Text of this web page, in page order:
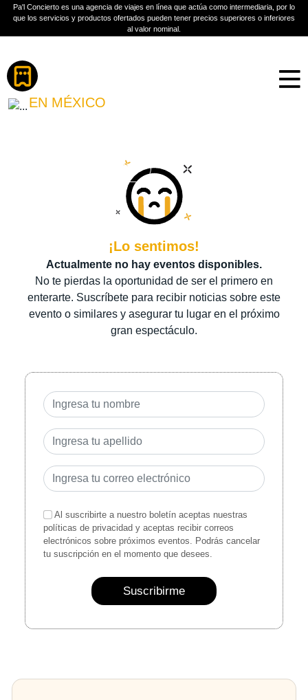
Pa'l Concierto es una agencia de viajes en línea que actúa como intermediaria, por lo
que los servicios y productos ofertados pueden tener precios superiores o inferiores
al valor nominal.
STEVE HACKETT
EN MÉXICO
Más información
¡Lo sentimos!
Actualmente no hay eventos disponibles.
No te pierdas la oportunidad de ser el primero en
enterarte. Suscríbete para recibir noticias sobre este
evento o similares y asegurar tu lugar en el próximo
gran espectáculo.
Al suscribirte a nuestro boletín aceptas nuestras
políticas de privacidad y aceptas recibir correos
electrónicos sobre próximos eventos. Podrás cancelar
tu suscripción en el momento que desees.
Suscribirme